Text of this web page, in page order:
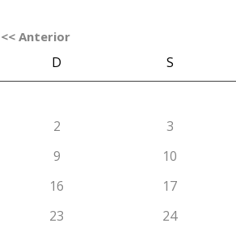
<< Anterior
D S
2 3
9
10
16
17
23
24